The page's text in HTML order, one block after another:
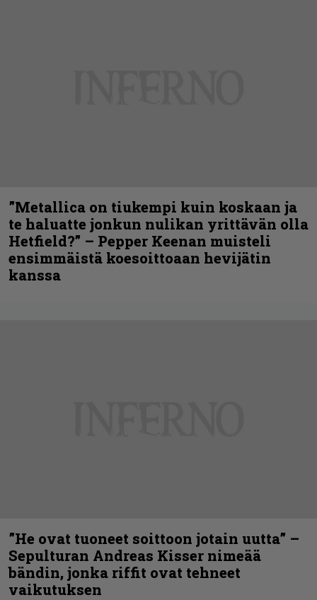
”Metallica on tiukempi kuin koskaan ja
te haluatte jonkun nulikan yrittävän olla
Hetfield?” – Pepper Keenan muisteli
ensimmäistä koesoittoaan hevijätin
kanssa
”He ovat tuoneet soittoon jotain uutta” –
Sepulturan Andreas Kisser nimeää
bändin, jonka riffit ovat tehneet
vaikutuksen